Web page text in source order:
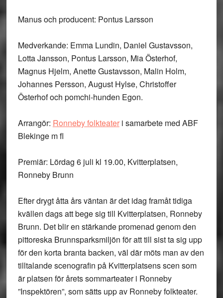
Manus och producent: Pontus Larsson
Medverkande: Emma Lundin, Daniel Gustavsson,
Lotta Jansson, Pontus Larsson, Mia Österhof,
Magnus Hjelm, Anette Gustavsson, Malin Holm,
Johannes Persson, August Hylse, Christoffer
Österhof och pomchi-hunden Egon.
Arrangör: Ronneby folkteateri samarbete med ABF
Blekinge m fl
Premiär: Lördag 6 juli kl 19.00, Kvitterplatsen,
Ronneby Brunn
Efter drygt åtta års väntan är det idag framåt tidiga
kvällen dags att bege sig till Kvitterplatsen, Ronneby
Brunn. Det blir en stärkande promenad genom den
pittoreska Brunnsparksmiljön för att till sist ta sig upp
för den korta branta backen, väl där möts man av den
tilltalande scenografin på Kvitterplatsens scen som
är platsen för årets sommarteater i Ronneby
”Inspektören”, som sätts upp av Ronneby folkteater.